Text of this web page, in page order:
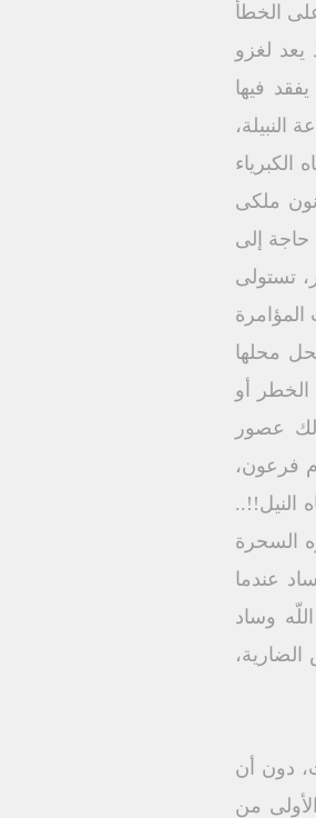
الخطأ
يعد لغزو
فيها
النبيلة،
ملكى
حاجة إلى
تستولى
محلها
الخطر أو
عصور
فرعون،
النيل!!..
السحرة
عندما
وساد
دون أن
من